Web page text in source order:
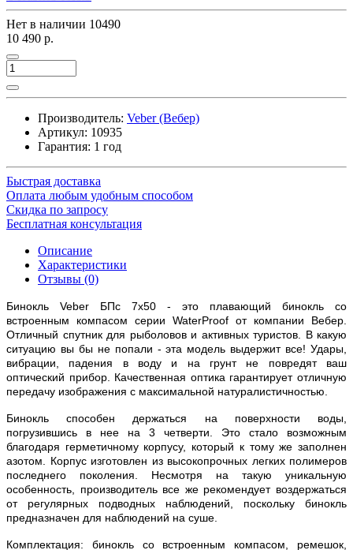
Нет в наличии 10490
10 490 р.
Производитель: Veber (Вебер)
Артикул: 10935
Гарантия: 1 год
Быстрая доставка
Оплата любым удобным способом
Скидка по запросу
Бесплатная консультация
Описание
Характеристики
Отзывы (0)
Бинокль Veber БПс 7x50 - это плавающий бинокль со
встроенным компасом серии WaterProof от компании Вебер.
Отличный спутник для рыболовов и активных туристов. В какую
ситуацию вы бы не попали - эта модель выдержит все! Удары,
вибрации, падения в воду и на грунт не повредят ваш
оптический прибор. Качественная оптика гарантирует отличную
передачу изображения с максимальной натуралистичностью.
Бинокль способен держаться на поверхности воды,
погрузившись в нее на 3 четверти. Это стало возможным
благодаря герметичному корпусу, который к тому же заполнен
азотом. Корпус изготовлен из высокопрочных легких полимеров
последнего поколения. Несмотря на такую уникальную
особенность, производитель все же рекомендует воздержаться
от регулярных подводных наблюдений, поскольку бинокль
предназначен для наблюдений на суше.
Комплектация: бинокль со встроенным компасом, ремешок,